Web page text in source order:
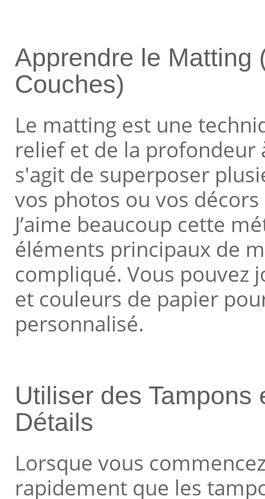
Apprendre le Matting
Couches)
Le matting est une
relief et de la profondeur
s'agit de superposer
vos photos ou vos
J’aime beaucoup cette
éléments principaux de
compliqué. Vous pouvez
et couleurs de papier
personnalisé.
Utiliser des
Détails
Lorsque vous
rapidement que les